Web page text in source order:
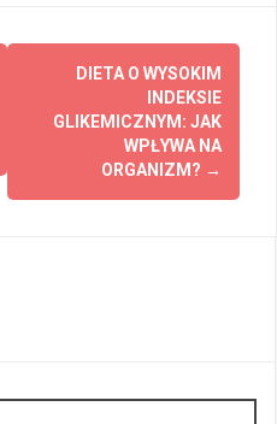
DIETA O WYSOKIM
INDEKSIE
GLIKEMICZNYM: JAK
WPŁYWA NA
ORGANIZM? →